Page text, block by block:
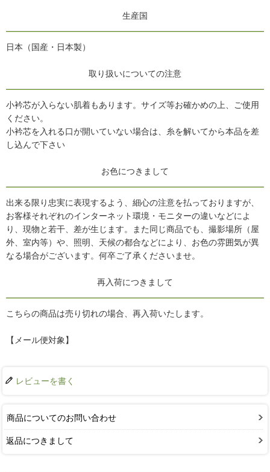
生産国
日本（国産・日本製）
取り扱いについての注意
小衿芯が入らない肌着もあります。サイズ等お確かめの上、ご使用
ください。
小衿芯を入れる口が開いていない場合は、糸を解いてから本品を差
し込んで下さい
お色につきまして
出来る限り忠実に表現するよう、細心の注意を払っておりますが、
お客様それぞれのインターネット環境・モニターの違いなどによ
り、現物と若干、差が生じます。また同じ商品でも、撮影場所（屋
外、室内等）や、照明、天候の都合などにより、お色の雰囲気が異
なる場合がございます。何卒ご了承くださいませ。
再入荷につきまして
こちらの商品は売り切れの場合、再入荷いたします。
【メール便対象】
レビューを書く
商品についてのお問い合わせ
返品につきまして